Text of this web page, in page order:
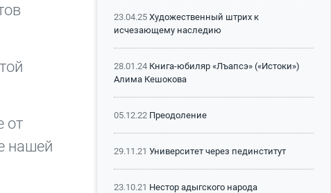
от
нашей
23.04.25 Художественный штрих к
исчезающему наследию
28.01.24 Книга-юбиляр «Лъапсэ» («Истоки»)
Алима Кешокова
05.12.22 Преодоление
29.11.21 Университет через пединститут
23.10.21 Нестор адыгского народа